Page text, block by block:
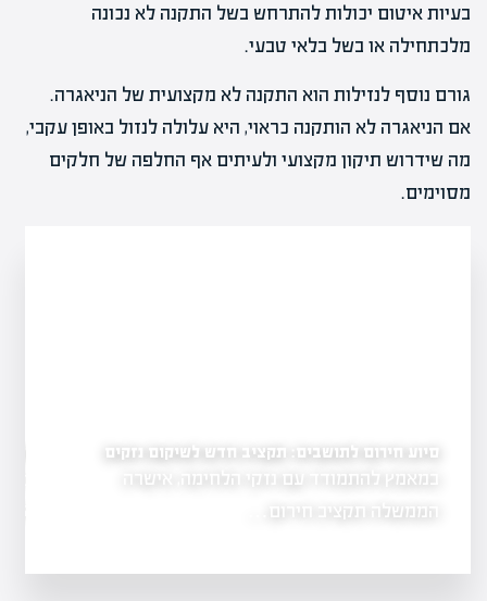
בעיות איטום יכולות להתרחש בשל התקנה לא נכונה
מלכתחילה או בשל בלאי טבעי.
גורם נוסף לנזילות הוא התקנה לא מקצועית של הניאגרה.
אם הניאגרה לא הותקנה כראוי, היא עלולה לנזול באופן עקבי,
מה שידרוש תיקון מקצועי ולעיתים אף החלפה של חלקים
מסוימים.
סיוע חירום לתושבים: תקציב חדש לשיקום נזקים
במאמץ להתמודד עם נזקי הלחימה, אישרה
הממשלה תקציב חירום…
מענה מהיר לנזקי מים: